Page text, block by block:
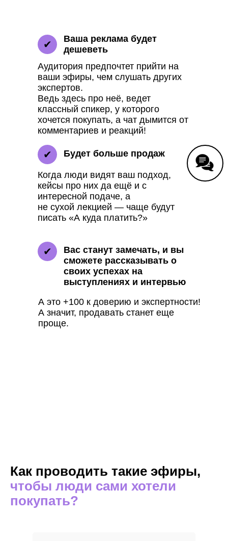
Ваша реклама будет
дешеветь
Аудитория предпочтет прийти на
ваши эфиры, чем слушать других
экспертов.
Ведь здесь про неё, ведет
классный спикер, у которого
хочется покупать, а чат дымится от
комментариев и реакций!
✔
Когда люди видят ваш подход,
кейсы про них да ещё и с
интересной подаче, а
не сухой лекцией — чаще будут
писать «А куда платить?»
Будет больше продаж
✔
Вас станут замечать, и вы
сможете рассказывать о
своих успехах на
выступлениях и интервью
А это +100 к доверию и экспертности!
А значит, продавать станет еще
проще.
✔
Как проводить такие эфиры,
чтобы люди сами хотели
покупать?